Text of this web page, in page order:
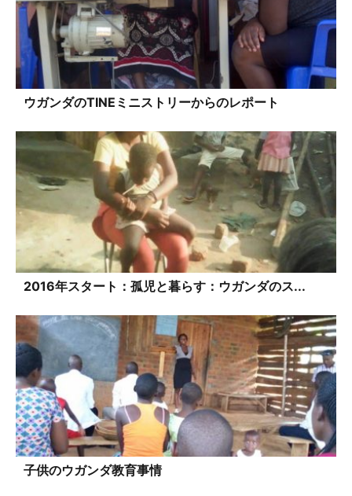
ウガンダのTINEミニストリーからのレポート
2016年スタート：孤児と暮らす：ウガンダのス...
子供のウガンダ教育事情